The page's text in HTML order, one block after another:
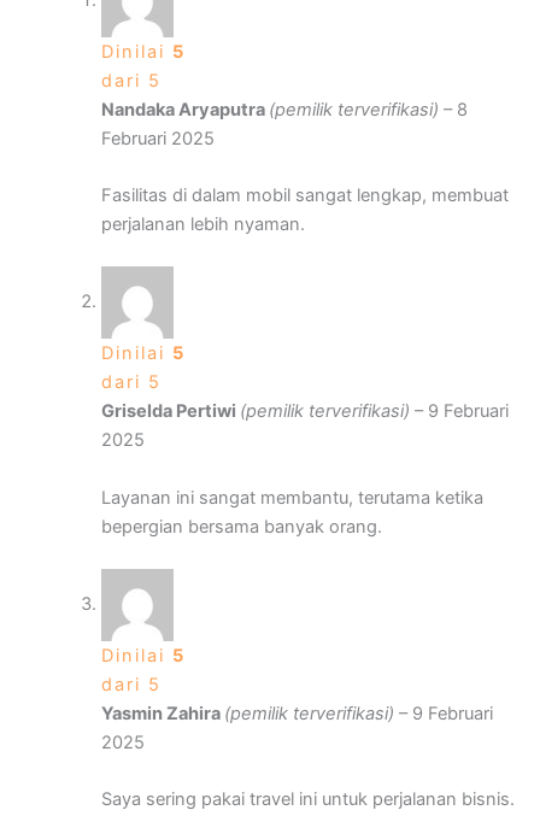
Dinilai 5
dari 5
Nandaka Aryaputra (pemilik terverifikasi) – 8
Februari 2025
Fasilitas di dalam mobil sangat lengkap, membuat
perjalanan lebih nyaman.
Dinilai 5
dari 5
Griselda Pertiwi (pemilik terverifikasi) – 9 Februari
2025
Layanan ini sangat membantu, terutama ketika
bepergian bersama banyak orang.
Dinilai 5
dari 5
Yasmin Zahira (pemilik terverifikasi) – 9 Februari
2025
Saya sering pakai travel ini untuk perjalanan bisnis.